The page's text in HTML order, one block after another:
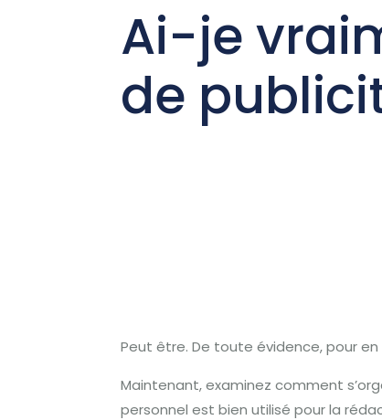
Ai-je
de
Peut être. De toute évidence, pour
Maintenant, examinez comment
personnel est bien utilisé pour la